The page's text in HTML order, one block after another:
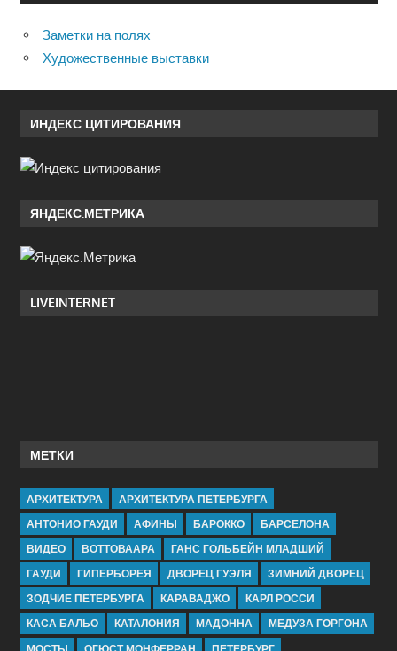
Заметки на полях
Художественные выставки
ИНДЕКС ЦИТИРОВАНИЯ
ЯНДЕКС.МЕТРИКА
LIVEINTERNET
МЕТКИ
АРХИТЕКТУРА
АРХИТЕКТУРА ПЕТЕРБУРГА
АНТОНИО ГАУДИ
АФИНЫ БАРОККО
БАРСЕЛОНА
ВИДЕО
ВОТТОВААРА
ГАНС ГОЛЬБЕЙН МЛАДШИЙ
ГАУДИ
ГИПЕРБОРЕЯ ДВОРЕЦ ГУЭЛЯ
ЗИМНИЙ ДВОРЕЦ
ЗОДЧИЕ ПЕТЕРБУРГА
КАРАВАДЖО
КАРЛ РОССИ
КАСА БАЛЬО
КАТАЛОНИЯ МАДОННА
МЕДУЗА ГОРГОНА